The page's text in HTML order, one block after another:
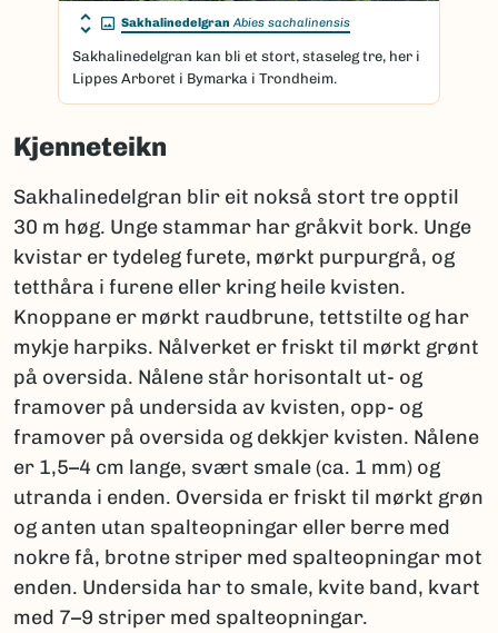
Sakhalinedelgran Abies sachalinensis
Sakhalinedelgran kan bli et stort, staseleg tre, her i
Lippes Arboret i Bymarka i Trondheim.
Kjenneteikn
Sakhalinedelgran blir eit nokså stort tre opptil
30 m høg. Unge stammar har gråkvit bork. Unge
kvistar er tydeleg furete, mørkt purpurgrå, og
tetthåra i furene eller kring heile kvisten.
Knoppane er mørkt raudbrune, tettstilte og har
mykje harpiks. Nålverket er friskt til mørkt grønt
på oversida. Nålene står horisontalt ut- og
framover på undersida av kvisten, opp- og
framover på oversida og dekkjer kvisten. Nålene
er 1,5–4 cm lange, svært smale (ca. 1 mm) og
utranda i enden. Oversida er friskt til mørkt grøn
og anten utan spalteopningar eller berre med
nokre få, brotne striper med spalteopningar mot
enden. Undersida har to smale, kvite band, kvart
med 7–9 striper med spalteopningar.